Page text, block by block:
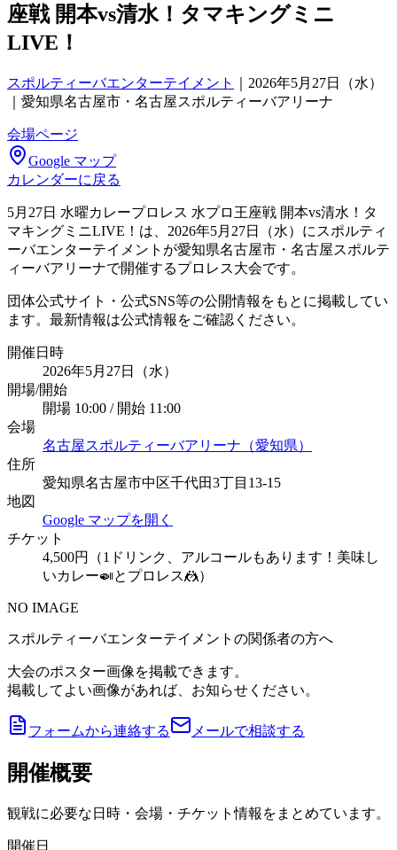
座戦 開本vs清水！タマキングミニ
LIVE！
スポルティーバエンターテイメント
2026年5月27日（水）
｜愛知県名古屋市・名古屋スポルティーバアリーナ
会場ページ
Google マップ
カレンダーに戻る
5月27日 水曜カレープロレス 水プロ王座戦 開本vs清水！タ
マキングミニLIVE！は、2026年5月27日（水）にスポルティ
ーバエンターテイメントが愛知県名古屋市・名古屋スポルテ
ィーバアリーナで開催するプロレス大会です。
団体公式サイト・公式SNS等の公開情報をもとに掲載してい
ます。最新情報は公式情報をご確認ください。
開催日時
2026年5月27日（水）
開場/開始
開場 10:00 / 開始 11:00
会場
名古屋スポルティーバアリーナ（愛知県）
住所
愛知県名古屋市中区千代田3丁目13-15
地図
Google マップを開く
チケット
4,500円（1ドリンク、アルコールもあります！美味し
いカレー🍛とプロレス🤼）
NO IMAGE
スポルティーバエンターテイメントの関係者の方へ
大会のポスター画像を掲載できます。
掲載してよい画像があれば、お知らせください。
フォームから連絡する メールで相談する
開催概要
観戦に必要な日時・会場・チケット情報をまとめています。
開催日